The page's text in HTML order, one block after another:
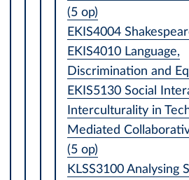
(5 op)
EKIS4004
EKIS4010 Language,
Discrimination and
EKIS5130 Social
Interculturality in
Mediated
(5 op)
KLSS3100 Analysing